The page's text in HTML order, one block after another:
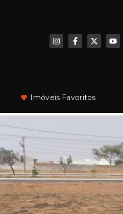
Imóveis Favoritos